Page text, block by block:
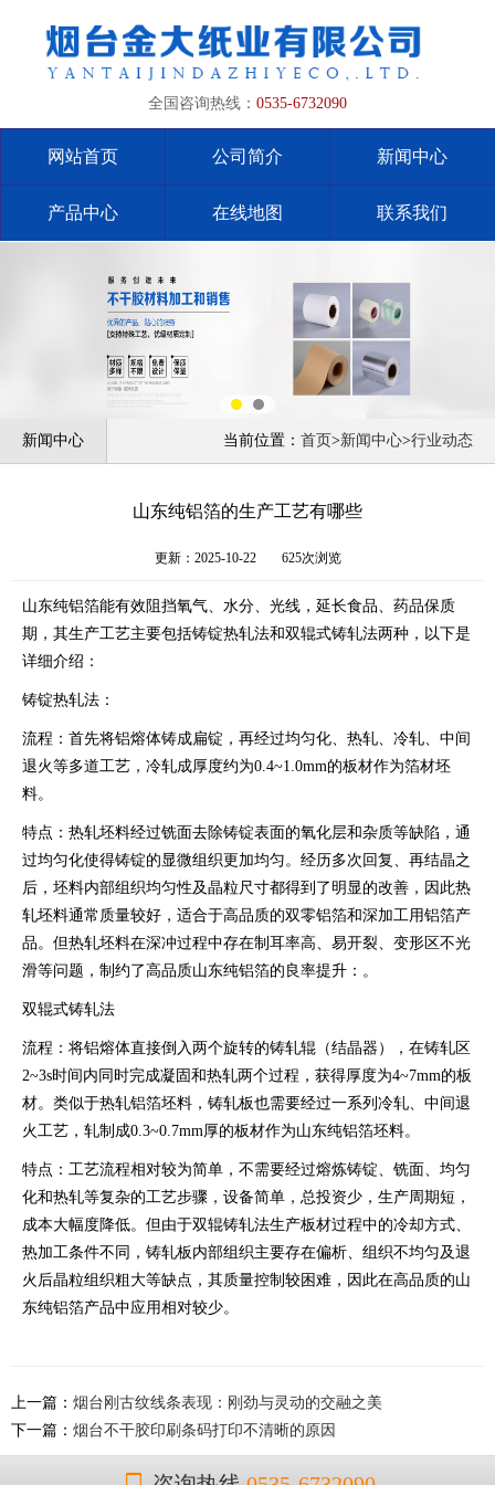
全国咨询热线： 0535-6732090
网站首页 公司简介 新闻中心
产品中心 在线地图 联系我们
新闻中心 当前位置： 首页>新闻中心>行业动态
山东纯铝箔的生产工艺有哪些
更新：2025-10-22 625次浏览
山东纯铝箔能有效阻挡氧气、水分、光线，延长食品、药品保质
期，其生产工艺主要包括铸锭热轧法和双辊式铸轧法两种，以下是
详细介绍：
铸锭热轧法：
流程：首先将铝熔体铸成扁锭，再经过均匀化、热轧、冷轧、中间
退火等多道工艺，冷轧成厚度约为0.4~1.0mm的板材作为箔材坯
料。
特点：热轧坯料经过铣面去除铸锭表面的氧化层和杂质等缺陷，通
过均匀化使得铸锭的显微组织更加均匀。经历多次回复、再结晶之
后，坯料内部组织均匀性及晶粒尺寸都得到了明显的改善，因此热
轧坯料通常质量较好，适合于高品质的双零铝箔和深加工用铝箔产
品。但热轧坯料在深冲过程中存在制耳率高、易开裂、变形区不光
滑等问题，制约了高品质山东纯铝箔的良率提升：。
双辊式铸轧法
流程：将铝熔体直接倒入两个旋转的铸轧辊（结晶器），在铸轧区
2~3s时间内同时完成凝固和热轧两个过程，获得厚度为4~7mm的板
材。类似于热轧铝箔坯料，铸轧板也需要经过一系列冷轧、中间退
火工艺，轧制成0.3~0.7mm厚的板材作为山东纯铝箔坯料。
特点：工艺流程相对较为简单，不需要经过熔炼铸锭、铣面、均匀
化和热轧等复杂的工艺步骤，设备简单，总投资少，生产周期短，
成本大幅度降低。但由于双辊铸轧法生产板材过程中的冷却方式、
热加工条件不同，铸轧板内部组织主要存在偏析、组织不均匀及退
火后晶粒组织粗大等缺点，其质量控制较困难，因此在高品质的山
东纯铝箔产品中应用相对较少。
上一篇： 烟台刚古纹线条表现：刚劲与灵动的交融之美
下一篇： 烟台不干胶印刷条码打印不清晰的原因